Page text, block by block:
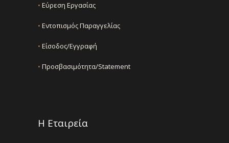
• Εύρεση Εργασίας
• Εντοπισμός Παραγγελίας
• Είσοδος/Εγγραφή
• Προσβασιμότητα/Statement
Η Εταιρεία